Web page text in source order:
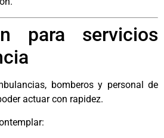
para servicios
bomberos y personal de
actuar con rapidez.